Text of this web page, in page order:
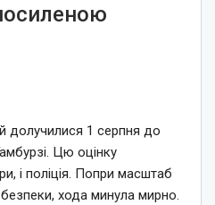
долучилися 1 серпня до
Цю оцінку
і поліція. Попри масштаб
безпеки, хода минула мирно.